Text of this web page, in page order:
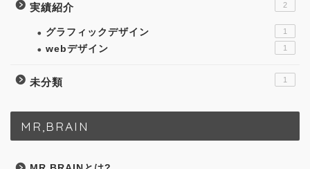
実績紹介 2
グラフィックデザイン 1
webデザイン 1
未分類 1
MR,BRAIN